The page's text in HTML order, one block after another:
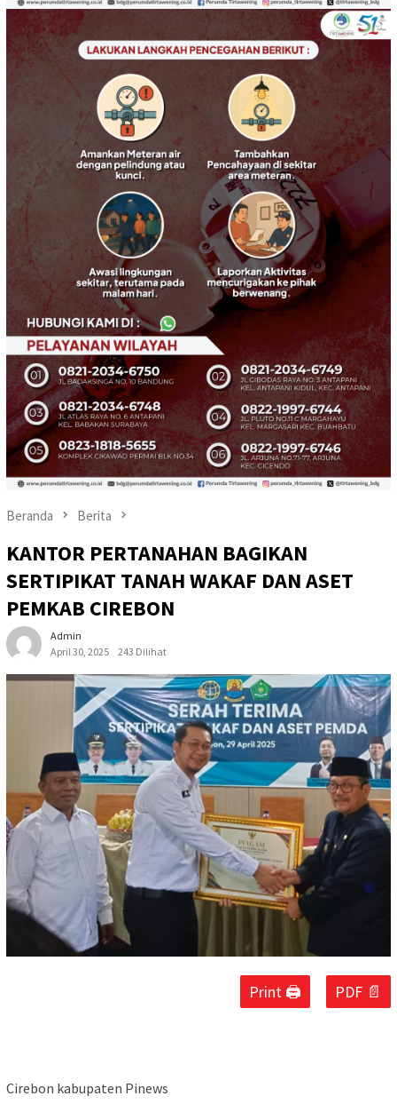
Beranda Berita
KANTOR PERTANAHAN BAGIKAN
SERTIPIKAT TANAH WAKAF DAN ASET
PEMKAB CIREBON
Admin
April 30, 2025
243 Dilihat
Print 🖨 PDF 📄
Cirebon kabupaten Pinews